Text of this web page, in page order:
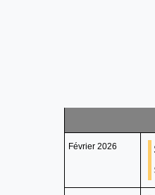
Février 2026